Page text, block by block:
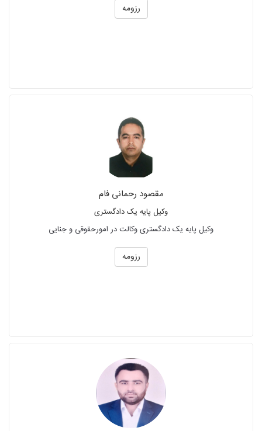
رزومه
مقصود رحمانی فام
وکیل پایه یک دادگستری
وکیل پایه یک دادگستری وکالت در امورحقوقی و جنایی
رزومه